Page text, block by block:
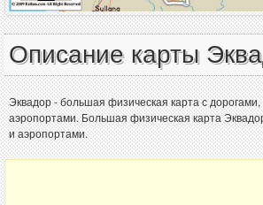
Описание карты
Эквадор - большая физическая карта с дорогами,
аэропортами. Большая физическая карта
и аэропортами.